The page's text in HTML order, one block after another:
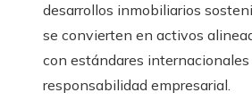
desarrollos inmobiliarios
se convierten en activos
con estándares internacionales
responsabilidad empresarial.